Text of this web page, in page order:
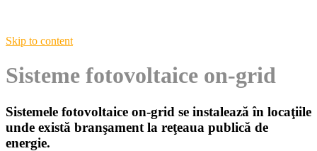
Skip to content
Sisteme fotovoltaice on-grid
Sistemele fotovoltaice on-grid se instalează în locaţiile
unde există branşament la reţeaua publică de
energie.